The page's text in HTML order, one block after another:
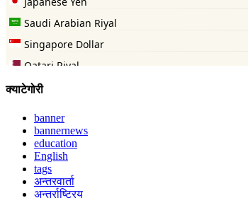
क्याटेगोरी
banner
bannernews
education
English
tags
अन्तरवार्ता
अन्तर्राष्ट्रिय